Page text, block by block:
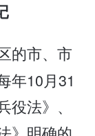
的市、市
年10月31
法》、